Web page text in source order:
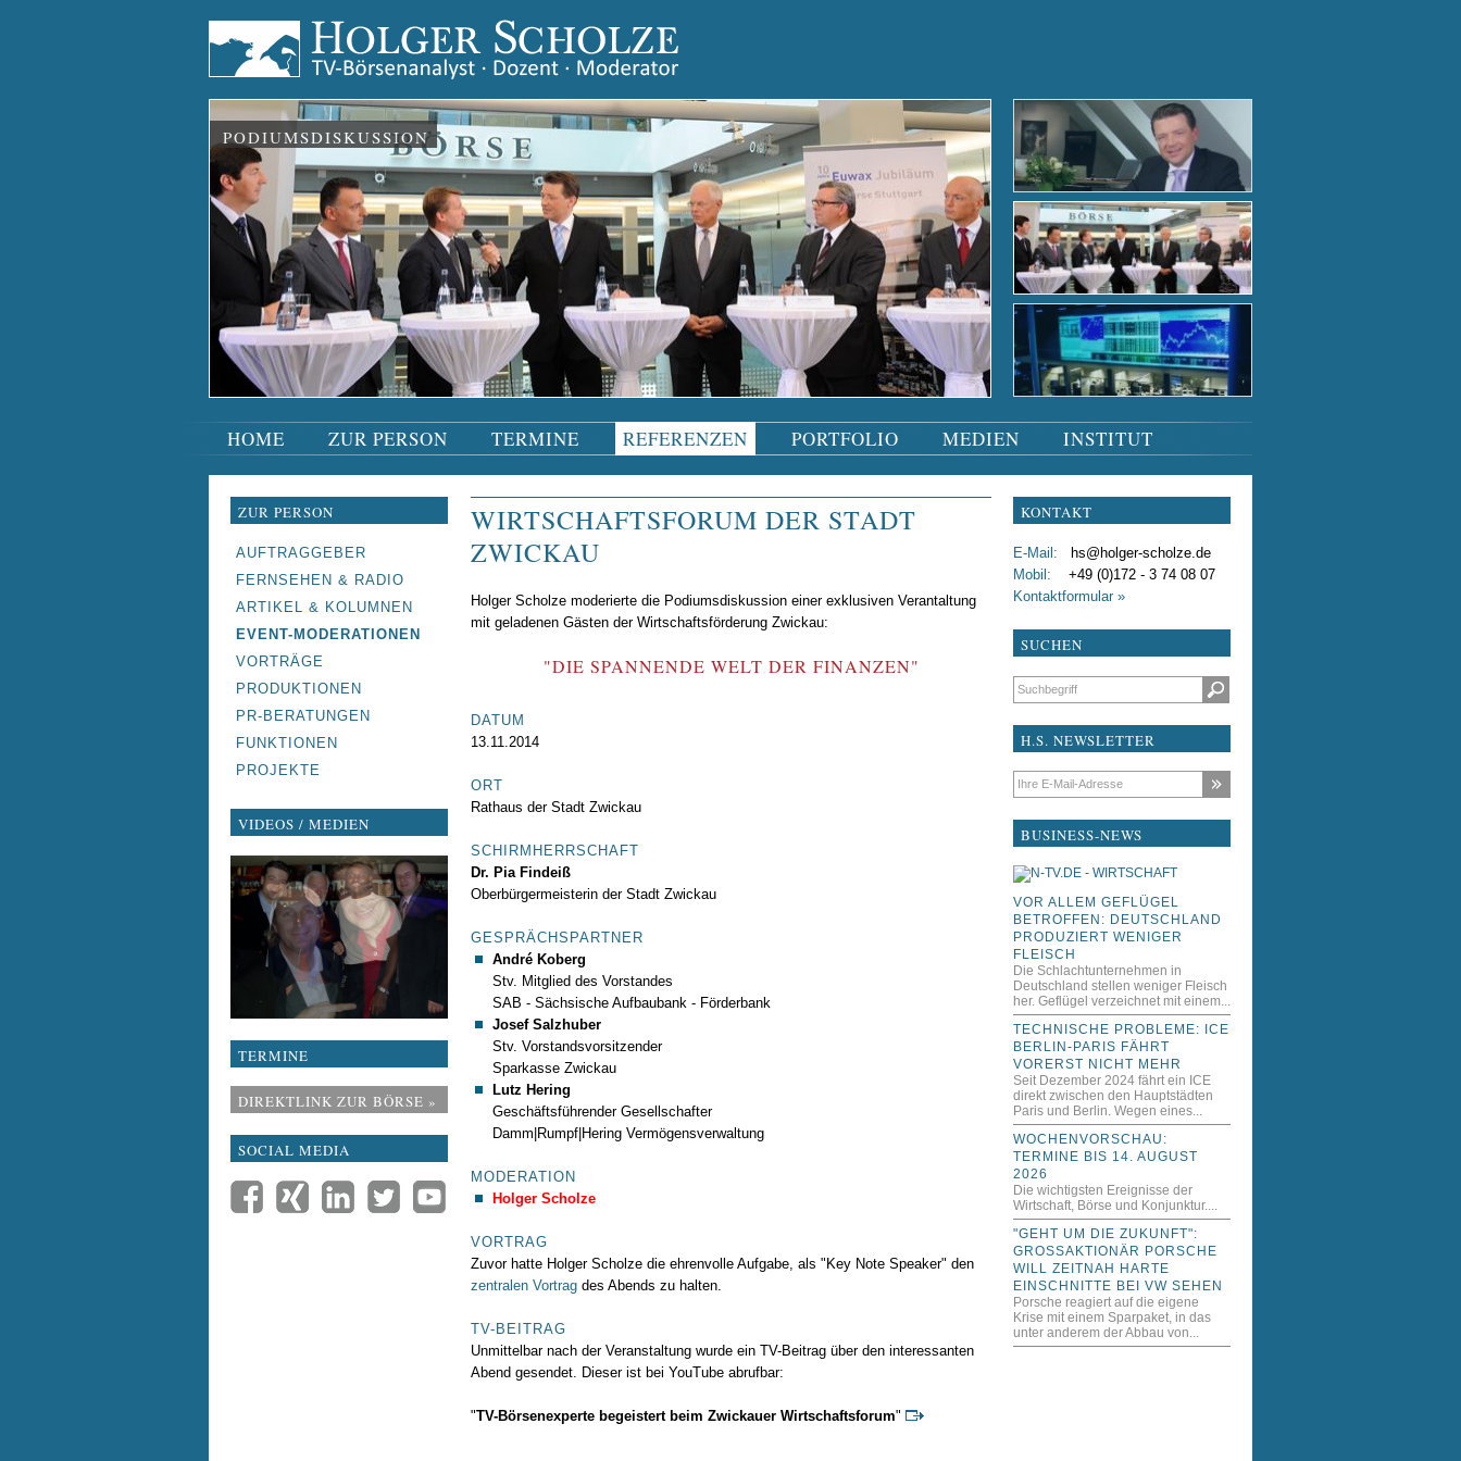
PODIUMSDISKUSSION
Der Börsensaal bei Nacht
Tiefgründige Gespräche
Podiumsdiskussion
Der Börsensaal bei Nacht
testxdddfdf
Liebe Kollegen
Navigation
überspringen
HOME ZUR PERSON TERMINE REFERENZEN PORTFOLIO MEDIEN INSTITUT
WIRTSCHAFTSFORUM DER STADT
ZWICKAU
Holger Scholze moderierte die Podiumsdiskussion einer exklusiven Verantaltung
mit geladenen Gästen der Wirtschaftsförderung Zwickau:
"DIE SPANNENDE WELT DER FINANZEN"
DATUM
13.11.2014
ORT
Rathaus der Stadt Zwickau
SCHIRMHERRSCHAFT
Dr. Pia Findeiß
Oberbürgermeisterin der Stadt Zwickau
GESPRÄCHSPARTNER
André Koberg
Stv. Mitglied des Vorstandes
SAB - Sächsische Aufbaubank - Förderbank
Josef Salzhuber
Stv. Vorstandsvorsitzender
Sparkasse Zwickau
Lutz Hering
Geschäftsführender Gesellschafter
Damm|Rumpf|Hering Vermögensverwaltung
MODERATION
Holger Scholze
VORTRAG
Zuvor hatte Holger Scholze die ehrenvolle Aufgabe, als "Key Note Speaker" den
zentralen Vortrag des Abends zu halten.
TV-BEITRAG
Unmittelbar nach der Veranstaltung wurde ein TV-Beitrag über den interessanten
Abend gesendet. Dieser ist bei YouTube abrufbar:
"TV-Börsenexperte begeistert beim Zwickauer Wirtschaftsforum"
ZUR PERSON
NAVIGATION
ÜBERSPRINGEN
AUFTRAGGEBER
FERNSEHEN & RADIO
ARTIKEL & KOLUMNEN
EVENT-MODERATIONEN
VORTRÄGE
PRODUKTIONEN
PR-BERATUNGEN
FUNKTIONEN
PROJEKTE
VIDEOS / MEDIEN
TERMINE
DIREKTLINK ZUR BÖRSE »
SOCIAL MEDIA
KONTAKT
E-Mail:
hs@holger-scholze.de
Mobil: +49 (0)172 - 3 74 08 07
Kontaktformular »
SUCHEN
Suchbegriffe
H.S. NEWSLETTER
E-Mail-Adresse
BUSINESS-NEWS
VOR ALLEM GEFLÜGEL
BETROFFEN: DEUTSCHLAND
PRODUZIERT WENIGER
FLEISCH
Die Schlachtunternehmen in
Deutschland stellen weniger Fleisch
her. Geflügel verzeichnet mit einem...
TECHNISCHE PROBLEME: ICE
BERLIN-PARIS FÄHRT
VORERST NICHT MEHR
Seit Dezember 2024 fährt ein ICE
direkt zwischen den Hauptstädten
Paris und Berlin. Wegen eines...
WOCHENVORSCHAU:
TERMINE BIS 14. AUGUST
2026
Die wichtigsten Ereignisse der
Wirtschaft, Börse und Konjunktur....
"GEHT UM DIE ZUKUNFT":
GROSSAKTIONÄR PORSCHE W
ILL ZEITNAH HARTE E
INSCHNITTE BEI VW SEHEN
Porsche reagiert auf die eigene
Krise mit einem Sparpaket, in das
unter anderem der Abbau von...